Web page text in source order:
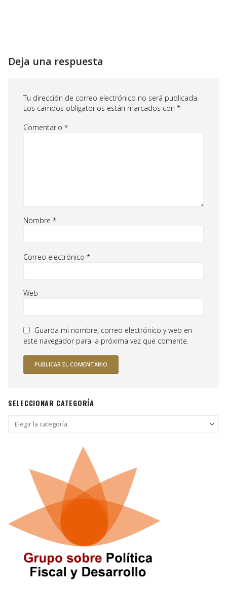
Deja una respuesta
Tu dirección de correo electrónico no será publicada.
Los campos obligatorios están marcados con *
Comentario *
Nombre *
Correo electrónico *
Web
Guarda mi nombre, correo electrónico y web en
este navegador para la próxima vez que comente.
SELECCIONAR CATEGORÍA
Seleccionar
categoría